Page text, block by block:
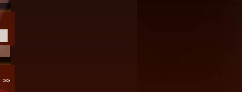
>>